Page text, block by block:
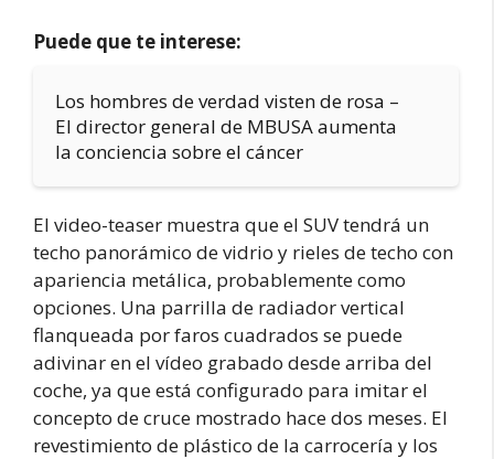
Puede que te interese:
Los hombres de verdad visten de rosa –
El director general de MBUSA aumenta
la conciencia sobre el cáncer
El video-teaser muestra que el SUV tendrá un
techo panorámico de vidrio y rieles de techo con
apariencia metálica, probablemente como
opciones. Una parrilla de radiador vertical
flanqueada por faros cuadrados se puede
adivinar en el vídeo grabado desde arriba del
coche, ya que está configurado para imitar el
concepto de cruce mostrado hace dos meses. El
revestimiento de plástico de la carrocería y los